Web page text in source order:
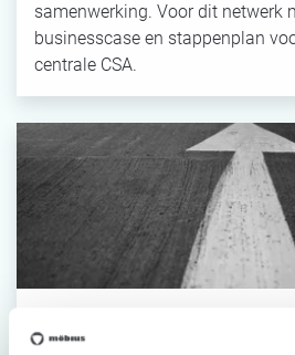
samenwerking. Voor dit netwerk
businesscase en stappenplan
centrale CSA.
Versterk de organisatie met